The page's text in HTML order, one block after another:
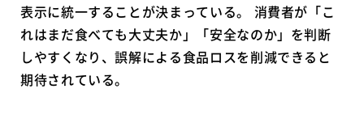
表示に統一することが決まっている。 消費者が「こ
れはまだ食べても大丈夫か」「安全なのか」を判断
しやすくなり、誤解による食品ロスを削減できると
期待されている。